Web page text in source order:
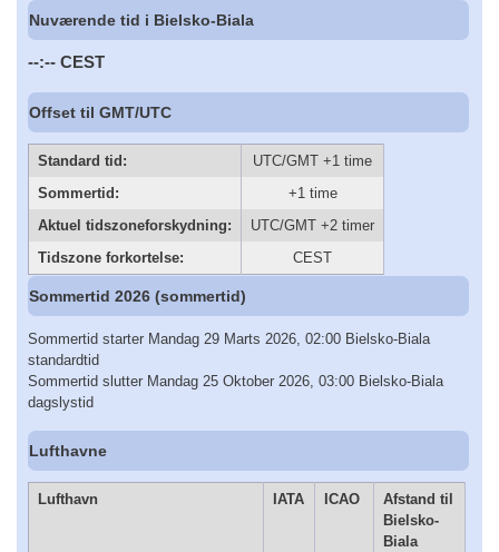
Nuværende tid i Bielsko-Biala
--:-- CEST
Offset til GMT/UTC
Standard tid:
UTC/GMT +1 time
Sommertid:
+1 time
Aktuel tidszoneforskydning:
UTC/GMT +2 timer
Tidszone forkortelse:
CEST
Sommertid 2026 (sommertid)
Sommertid starter Mandag 29 Marts 2026, 02:00 Bielsko-Biala
standardtid
Sommertid slutter Mandag 25 Oktober 2026, 03:00 Bielsko-Biala
dagslystid
Lufthavne
Lufthavn IATA ICAO
Afstand til
Bielsko-
Biala